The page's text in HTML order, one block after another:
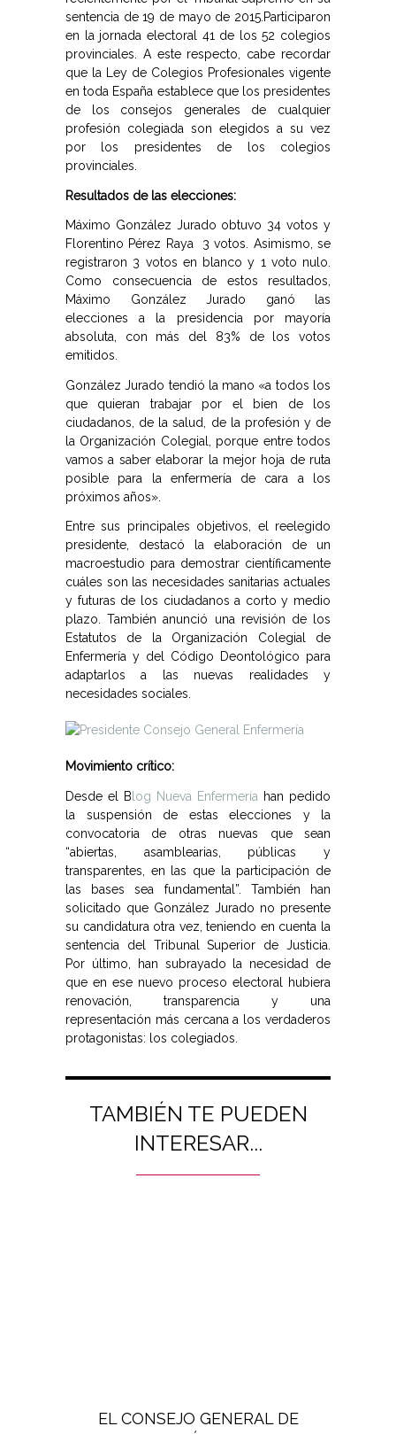
sentencia de 19 de mayo de 2015. Participaron
en la jornada electoral 41 de los 52 colegios
provinciales. A este respecto, cabe recordar
que la Ley de Colegios Profesionales vigente
en toda España establece que los presidentes
de los consejos generales de cualquier
profesión colegiada son elegidos a su vez
por los presidentes de los colegios
provinciales.
Resultados de las elecciones:
Máximo González Jurado obtuvo 34 votos y
Florentino Pérez Raya 3 votos. Asimismo, se
registraron 3 votos en blanco y 1 voto nulo.
Como consecuencia de estos resultados,
Máximo González Jurado ganó las
elecciones a la presidencia por mayoría
absoluta, con más del 83% de los votos
emitidos.
González Jurado tendió la mano «a todos los
que quieran trabajar por el bien de los
ciudadanos, de la salud, de la profesión y de
la Organización Colegial, porque entre todos
vamos a saber elaborar la mejor hoja de ruta
posible para la enfermería de cara a los
próximos años».
Entre sus principales objetivos, el reelegido
presidente, destacó la elaboración de un
macroestudio para demostrar científicamente
cuáles son las necesidades sanitarias actuales
y futuras de los ciudadanos a corto y medio
plazo. También anunció una revisión de los
Estatutos de la Organización Colegial de
Enfermería y del Código Deontológico para
adaptarlos a las nuevas realidades y
necesidades sociales.
Movimiento crítico:
Desde el Blog Nueva Enfermería han pedido
la suspensión de estas elecciones y la
convocatoria de otras nuevas que sean
“abiertas, asamblearias, públicas y
transparentes, en las que la participación de
las bases sea fundamental”. También han
solicitado que González Jurado no presente
su candidatura otra vez, teniendo en cuenta la
sentencia del Tribunal Superior de Justicia.
Por último, han subrayado la necesidad de
que en ese nuevo proceso electoral hubiera
renovación, transparencia y una
representación más cercana a los verdaderos
protagonistas: los colegiados.
TAMBIÉN TE PUEDEN
INTERESAR...
EL CONSEJO GENERAL DE